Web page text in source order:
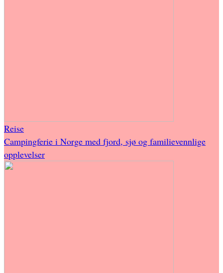
Reise
Campingferie i Norge med fjord, sjø og familievennlige
opplevelser